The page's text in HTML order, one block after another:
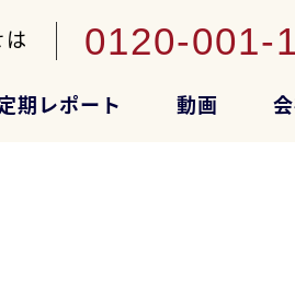
0120-001-
期レポート 動画